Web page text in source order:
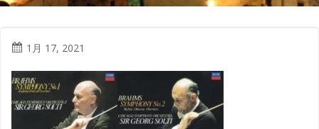
1月 17, 2021